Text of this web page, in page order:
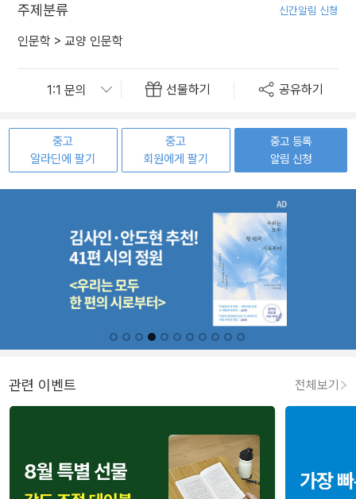
주제분류 신간알림 신청
인문학 > 교양 인문학
선물하기 공유하기
중고
알라딘에 팔기
중고
회원에게 팔기
중고 등록
알림 신청
관련 이벤트 전체보기